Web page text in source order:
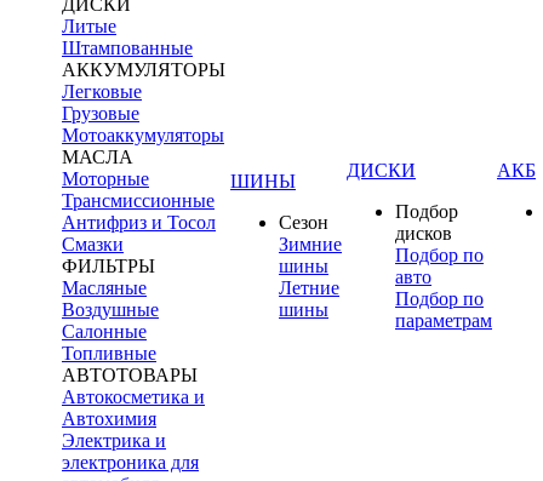
Литые
Штампованные
АККУМУЛЯТОРЫ
Легковые
Грузовые
Мотоаккумуляторы
МАСЛА
Моторные
Трансмиссионные
Антифриз и Тосол
Смазки
ФИЛЬТРЫ
Масляные
Воздушные
Салонные
Топливные
АВТОТОВАРЫ
Автокосметика и
Автохимия
Электрика и
электроника для
ШИНЫ
Сезон
Зимние
шины
Летние
шины
ДИСКИ
Подбор
дисков
Подбор по
авто
Подбор по
параметрам
АКБ